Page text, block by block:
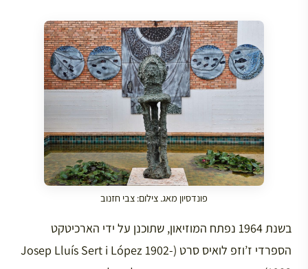
פונדסיון מאג. צילום: צבי חזנוב
בשנת 1964 נפתח המוזיאון, שתוכנן על ידי הארכיטקט
הספרדי ז’וזפ לואיס סרט (Josep Lluís Sert i López 1902-